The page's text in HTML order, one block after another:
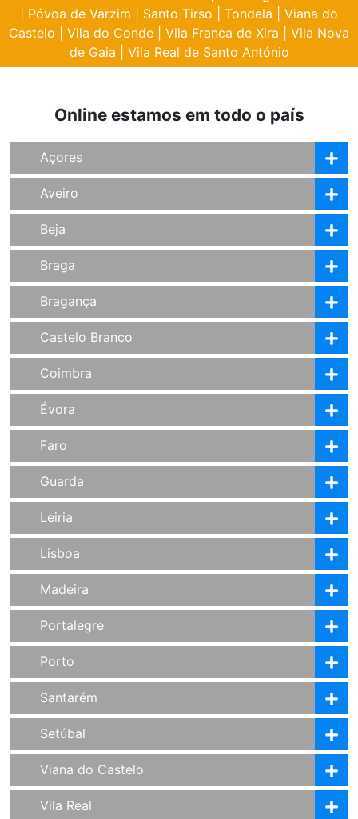
Póvoa de Varzim Santo Tirso Tondela
Viana do
Castelo
Vila do Conde Vila Franca de Xira
Vila Nova
de Gaia
Vila Real de Santo António
Online estamos em todo o país
Açores
Aveiro
Beja
Braga
Bragança
Castelo Branco
Coimbra
Évora
Faro
Guarda
Leiria
Lisboa
Madeira
Portalegre
Porto
Santarém
Setúbal
Viana do Castelo
Vila Real